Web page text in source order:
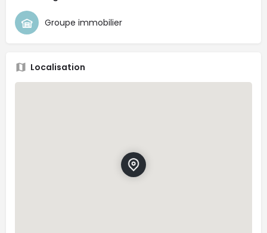
Groupe immobilier
Localisation